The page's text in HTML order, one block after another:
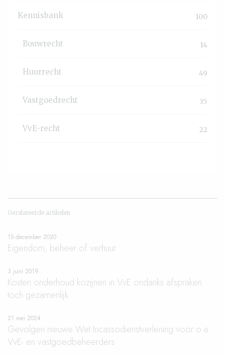
Kennisbank 100
Bouwrecht 14
Huurrecht 49
Vastgoedrecht 35
VvE-recht 22
Gerelateerde artikelen
15 december 2020
Eigendom, beheer of verhuur
3 juni 2019
Kosten onderhoud kozijnen in VvE ondanks afspraken
toch gezamenlijk
21 mei 2024
Gevolgen nieuwe Wet Incassodienstverlening voor o.a.
VvE- en vastgoedbeheerders